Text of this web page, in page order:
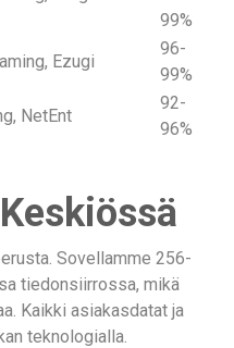
99%
Ezugi
96-
99%
NetEnt
92-
96%
Sovellamme 256-
tiedonsiirrossa, mikä
Kaikki asiakasdatat ja
teknologialla.